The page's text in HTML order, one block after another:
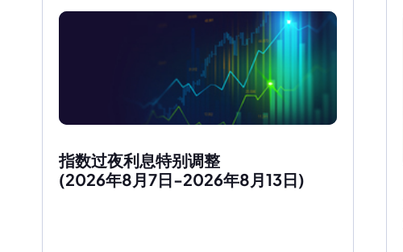
指数过夜利息特别调整
(2026年8月7日-2026年8月13日)